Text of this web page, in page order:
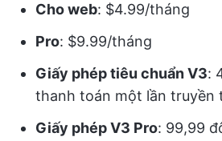
Cho web: $4.99/tháng
Pro: $9.99/tháng
Giấy phép tiêu chuẩn V3:
thanh toán một lần truyền
Giấy phép V3 Pro: 99,99